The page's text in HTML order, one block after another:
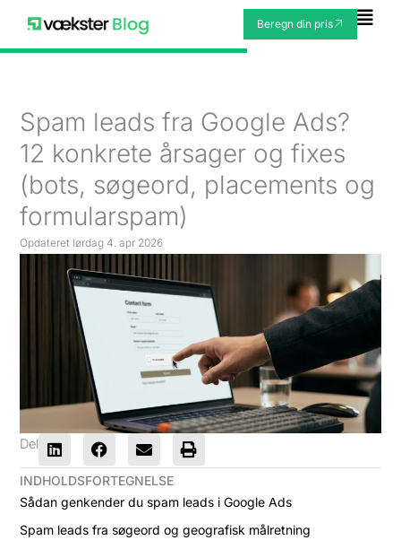
indholdet
Beregn din pris
Spam leads fra Google Ads?
12 konkrete årsager og fixes
(bots, søgeord, placements og
formularspam)
Opdateret lørdag 4. apr 2026
Del
INDHOLDSFORTEGNELSE
Sådan genkender du spam leads i Google Ads
Spam leads fra søgeord og geografisk målretning